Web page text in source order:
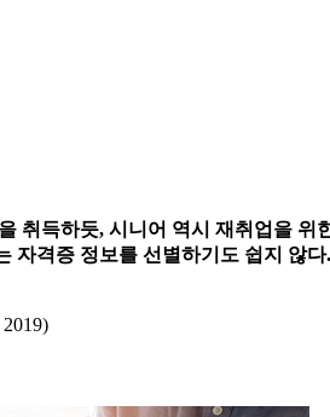
득하듯, 시니어 역시 재취업을
자격증 정보를 선별하기도 쉽지 않